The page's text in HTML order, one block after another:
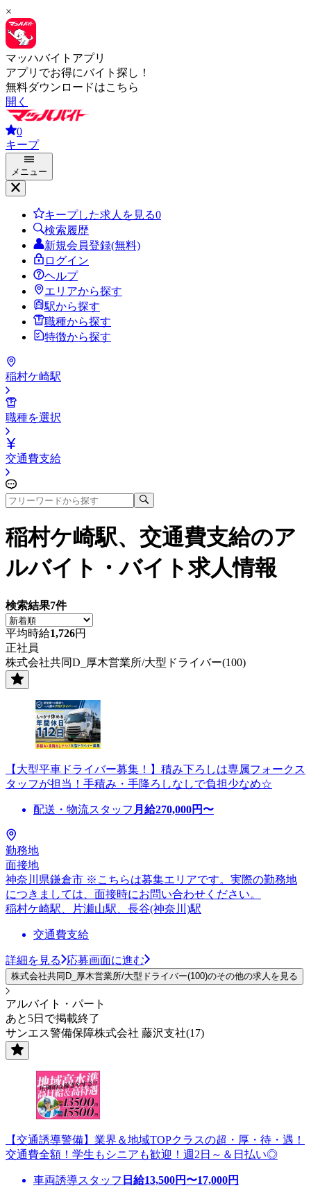
×
マッハバイトアプリ
アプリでお得にバイト探し！
無料ダウンロードはこちら
開く
0
キープ
メニュー
キープした求人を見る0
検索履歴
新規会員登録(無料)
ログイン
ヘルプ
エリアから探す
駅から探す
職種から探す
特徴から探す
稲村ケ崎駅
職種を選択
交通費支給
稲村ケ崎駅、交通費支給のア
ルバイト・バイト求人情報
検索結果7件
平均時給1,726円
正社員
株式会社共同D_厚木営業所/大型ドライバー(100)
【大型平車ドライバー募集！】積み下ろしは専属フォークス
タッフが担当！手積み・手降ろしなしで負担少なめ☆
配送・物流スタッフ 月給270,000円〜
勤務地
面接地
神奈川県鎌倉市 ※こちらは募集エリアです。実際の勤務地
につきましては、面接時にお問い合わせください。
稲村ケ崎駅、片瀬山駅、長谷(神奈川)駅
交通費支給
詳細を見る 応募画面に進む
株式会社共同D_厚木営業所/大型ドライバー(100)のその他の求人を見る
アルバイト・パート
あと5日で掲載終了
サンエス警備保障株式会社 藤沢支社(17)
【交通誘導警備】業界＆地域TOPクラスの超・厚・待・遇！
交通費全額！学生もシニアも歓迎！週2日～＆日払い◎
車両誘導スタッフ 日給13,500円〜17,000円